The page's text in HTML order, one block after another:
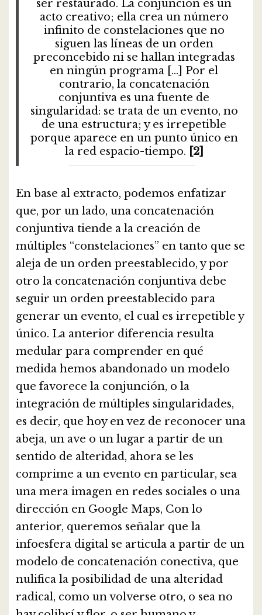
ser restaurado. La conjunción es un
acto creativo; ella crea un número
infinito de constelaciones que no
siguen las líneas de un orden
preconcebido ni se hallan integradas
en ningún programa […] Por el
contrario, la concatenación
conjuntiva es una fuente de
singularidad: se trata de un evento, no
de una estructura; y es irrepetible
porque aparece en un punto único en
la red espacio-tiempo.
[2]
En base al extracto, podemos enfatizar
que, por un lado, una concatenación
conjuntiva tiende a la creación de
múltiples “constelaciones” en tanto que se
aleja de un orden preestablecido, y por
otro la concatenación conjuntiva debe
seguir un orden preestablecido para
generar un evento, el cual es irrepetible y
único. La anterior diferencia resulta
medular para comprender en qué
medida hemos abandonado un modelo
que favorece la conjunción, o la
integración de múltiples singularidades,
es decir, que hoy en vez de reconocer una
abeja, un ave o un lugar a partir de un
sentido de alteridad, ahora se les
comprime a un evento en particular, sea
una mera imagen en redes sociales o una
dirección en Google Maps, Con lo
anterior, queremos señalar que la
infoesfera digital se articula a partir de un
modelo de concatenación conectiva, que
nulifica la posibilidad de una alteridad
radical, como un volverse otro, o sea no